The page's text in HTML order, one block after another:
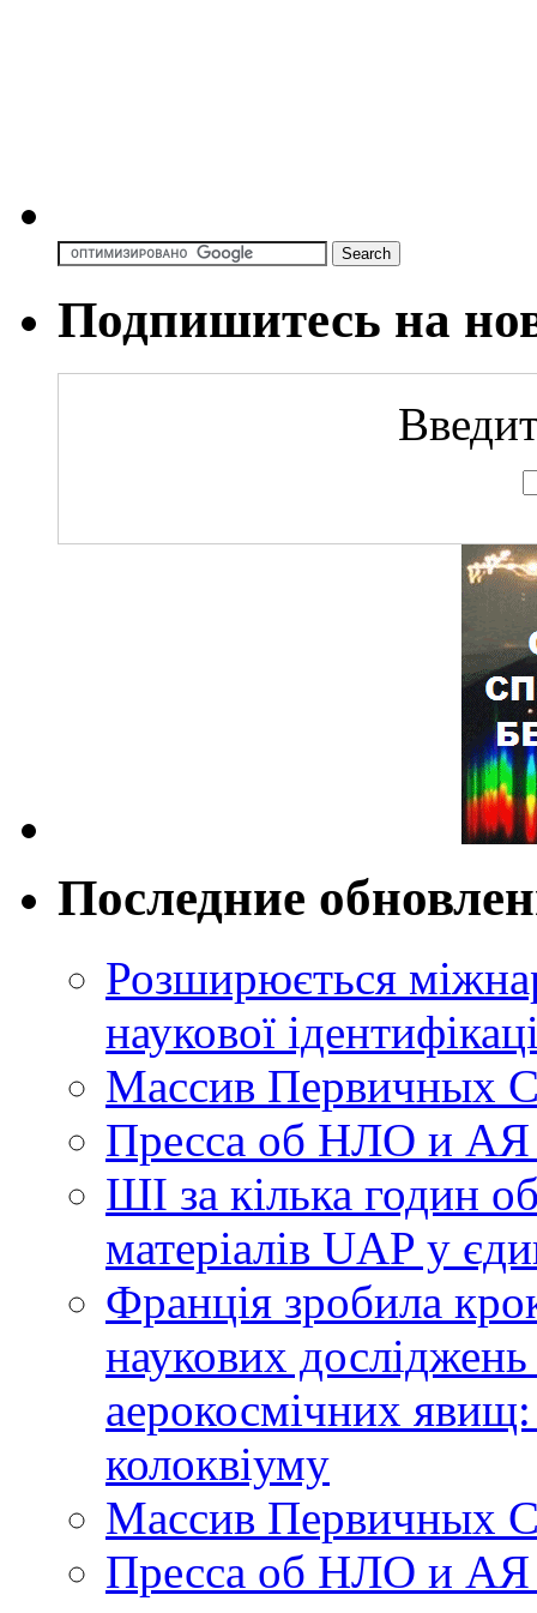
Подпишитесь на
Последние
Розширюється
наукової
Массив Первичных
Пресса об НЛО и
ШІ за кілька годин
матеріалів UAP у
Франція зробила
наукових
аерокосмічних
колоквіуму
Массив Первичных
Пресса об НЛО и